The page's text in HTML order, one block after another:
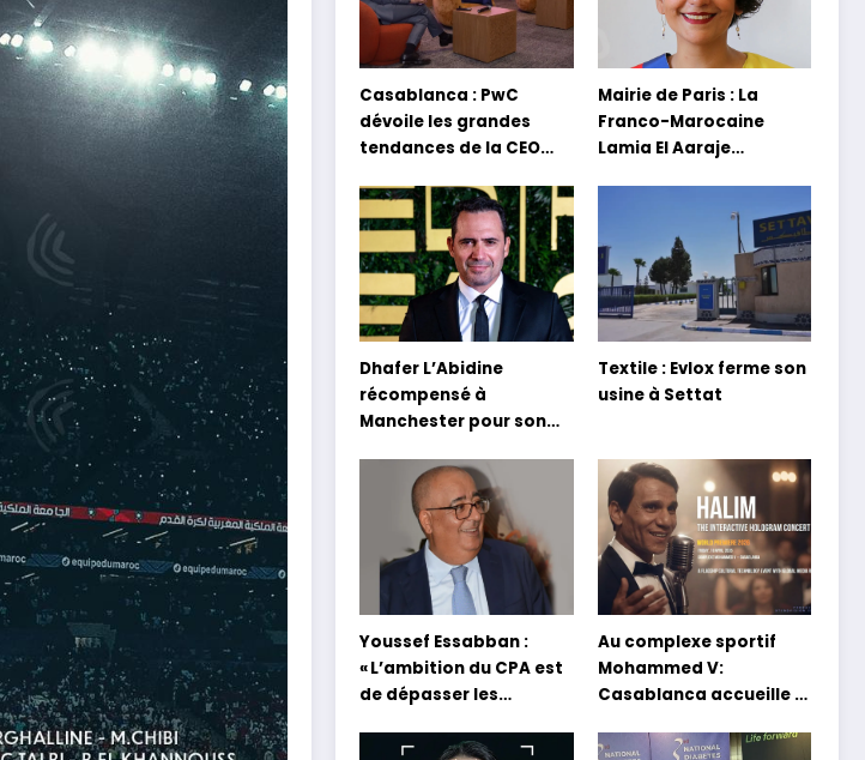
Casablanca : PwC
dévoile les grandes
tendances de la CEO
Mairie de Paris : La
Franco-Marocaine
Lamia El Aaraje
Dhafer L’Abidine
récompensé à
Manchester pour son
Textile : Evlox ferme son
usine à Settat
Youssef Essabban :
« L’ambition du CPA est
de dépasser les
et académiques de
Au complexe sportif
Mohammed V:
Casablanca accueille la
concert holographique